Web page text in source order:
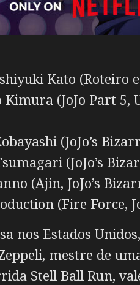
Kato (Roteiro
Kimura (JoJo Part 5,
(JoJo’s
(JoJo’s
(Ajin, JoJo’s
(Fire Force,
nos Estados
mestre de
Stell Ball Run,